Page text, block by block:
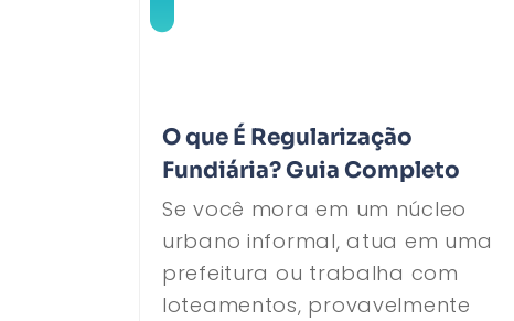
O que É Regularização
Fundiária? Guia Completo
Se você mora em um núcleo
urbano informal, atua em uma
prefeitura ou trabalha com
loteamentos, provavelmente